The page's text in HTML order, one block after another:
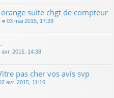
suite chgt de compteur
« 03 mai 2015, 17:28
avr. 2015, 14:38
pas cher vos avis svp
avr. 2015, 11:16